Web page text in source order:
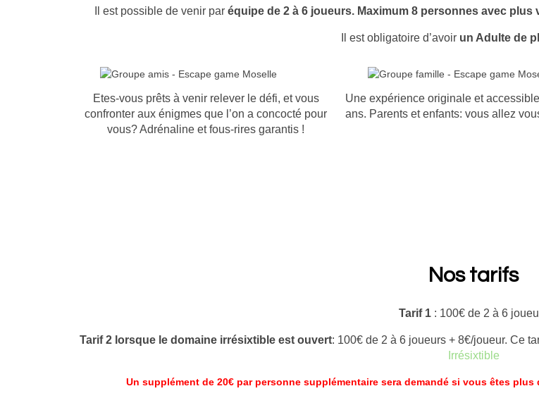
Il est possible de venir par équipe de 2 à 6 joueurs. Maximum 8 personnes avec
Il est obligatoire d’avoirun Adulte de
Etes-vous prêts à venir relever le défi, et vous
confronter aux énigmes que l’on a concocté pour
vous? Adrénaline et fous-rires garantis !
Une expérience originale et
ans. Parents et enfants: vous allez
Nos tarifs
Tarif 1 : 100€ de 2 à 6
Tarif 2 lorsque le domaine irrésixtible est ouvert: 100€ de 2 à 6 joueurs + 8€/joueur. Ce
Irrésixtible
Un supplément de 20€ par personne supplémentaire sera demandé si vous êtes